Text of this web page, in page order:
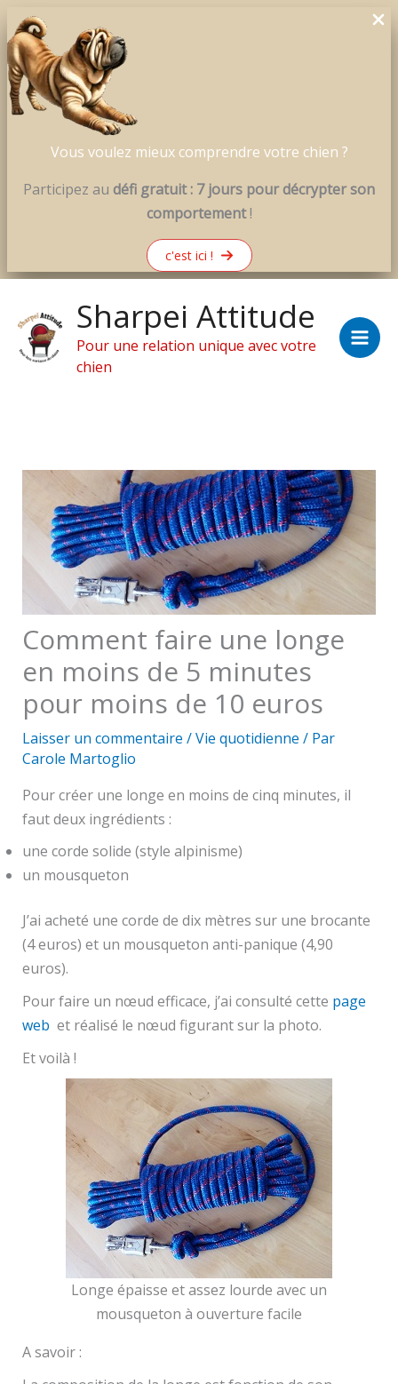
Vous voulez mieux comprendre votre chien ?
Participez au défi gratuit : 7 jours pour décrypter son
comportement!
c'est ici !
contenu
Sharpei Attitude
Pour une relation unique avec votre
chien
Comment faire une longe
en moins de 5 minutes
pour moins de 10 euros
Laisser un commentaire /Vie quotidienne / Par
Carole Martoglio
Pour créer une longe en moins de cinq minutes, il
faut deux ingrédients :
une corde solide (style alpinisme)
un mousqueton
J’ai acheté une corde de dix mètres sur une brocante
(4 euros) et un mousqueton anti-panique (4,90
euros).
Pour faire un nœud efficace, j’ai consulté cette page
web et réalisé le nœud figurant sur la photo.
Et voilà !
Longe épaisse et assez lourde avec un
mousqueton à ouverture facile
A savoir :